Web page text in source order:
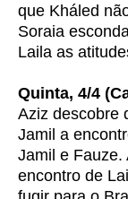
que Kháled
Soraia
Laila as
Quinta, 4/4
Aziz descobre
Jamil a
Jamil e Fauze.
encontro de